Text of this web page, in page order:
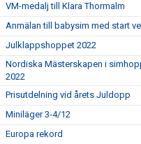
VM-medalj till Klara Thormalm
Anmälan till babysim med start
Julklappshoppet 2022
Nordiska Mästerskapen i
2022
Prisutdelning vid årets Juldopp
Miniläger 3-4/12
Europa rekord